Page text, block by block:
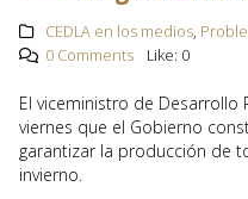
CEDLA en los medios,
0 Comments
Like: 0
El viceministro de Desarrollo
viernes que el Gobierno
garantizar la producción de
invierno.